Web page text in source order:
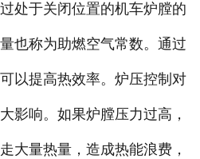
处于关闭位置的机车炉膛的
也称为助燃空气常数。通过
以提高热效率。炉压控制对
影响。如果炉膛压力过高，
大量热量，造成热能浪费，